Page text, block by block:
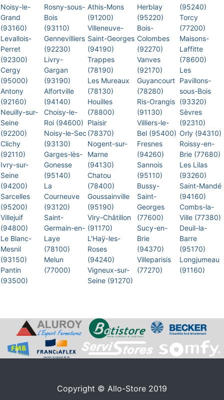
Noisy-le-
Grand
(93160)
Levallois-
Perret
(92300)
Cergy
(95000)
Antony
(92160)
Neuilly-sur-
Seine
(92200)
Clichy
(92110)
Ivry-sur-
Seine
(94200)
Sarcelles
(95200)
Villejuif
(94800)
Le Blanc-
Mesnil
(93150)
Pantin
(93500)
Rosny-sous-
Bois
(93110)
Gennevilliers
(92230)
Livry-
Gargan
(93190)
Alfortville
(94140)
Choisy-le-
Roi (94600)
Noisy-le-Sec
(93130)
Garges-lès-
Gonesse
(95140)
La
Courneuve
(93120)
Saint-
Germain-en-
Laye
(78100)
Melun
(77000)
Athis-Mons
(91200)
Villeneuve-
Saint-Georges
(94190)
Trappes
(78190)
Les Mureaux
(78130)
Houilles
(78800)
Plaisir
(78370)
Nogent-sur-
Marne
(94130)
Chatou
(78400)
Goussainville
(95190)
Viry-Châtillon
(91170)
L'Haÿ-les-
Roses
(94240)
Vigneux-sur-
Seine (91270)
Herblay
(95220)
Bois-
Colombes
(92270)
Vanves
(92170)
Guyancourt
(78280)
Ris-Orangis
(91130)
Villiers-le-
Bel (95400)
Fresnes
(94260)
Sannois
(95110)
Bussy-
Saint-
Georges
(77600)
Sucy-en-
Brie
(94370)
Villeparisis
(77270)
(95240)
Torcy
(77200)
Maisons-
Laffitte
(78600)
Les
Pavillons-
sous-Bois
(93320)
Sèvres
(92310)
Orly (94310)
Roissy-en-
Brie (77680)
Les Lilas
(93260)
Saint-Mandé
(94160)
Combs-la-
Ville (77380)
Deuil-la-
Barre
(95170)
Longjumeau
(91160)
Copyright © Allo-Store 2019